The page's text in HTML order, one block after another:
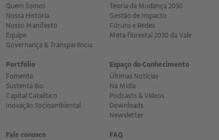
Quem Somos
Nossa História
Nosso Manifesto
Equipe
Governança & Transparência
Teoria da Mudança 2030
Gestão de Impacto
Fóruns e Redes
Meta florestal 2030 da Vale
Portfólio
Fomento
Sustenta Bio
Capital Catalítico
Inovação Socioambiental
Espaço do Conhecimento
Últimas Notícias
Na Mídia
Podcasts & Vídeos
Downloads
Newsletter
Fale conosco FAQ